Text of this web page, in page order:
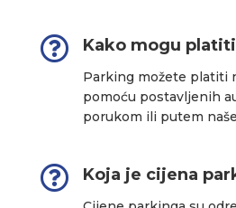
 Kako mogu
Parking možete platiti
pomoću postavljenih
porukom ili putem
 Koja je cijena